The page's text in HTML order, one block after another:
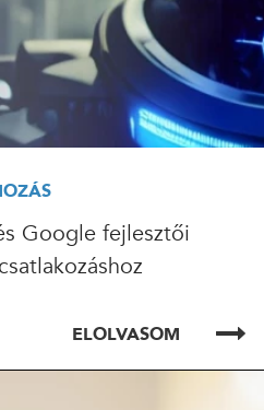
Google fejlesztői
ELOLVASOM